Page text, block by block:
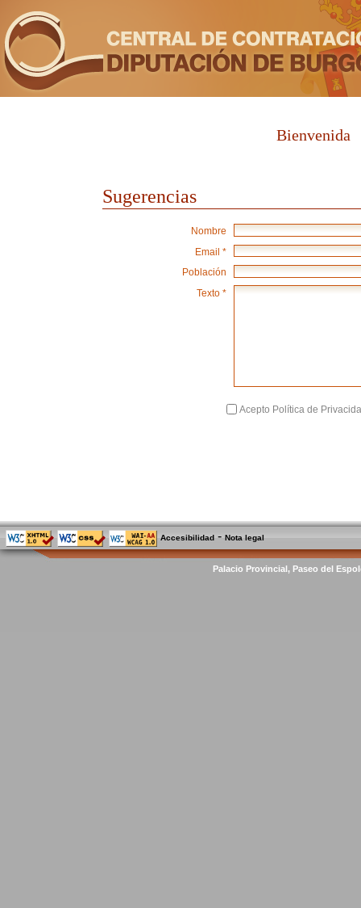
Bienvenida
Sugerencias
Nombre
Email *
Población
Texto *
Acepto Política de
Accesibilidad -Nota legal
Palacio Provincial, Paseo del